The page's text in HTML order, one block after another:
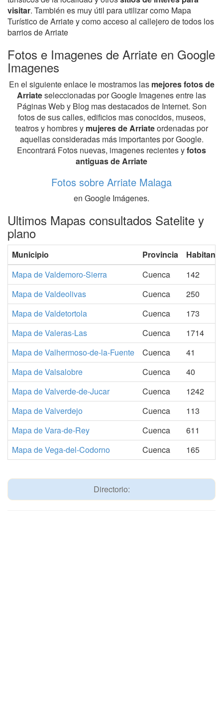
visitar. También es muy útil para utilizar como Mapa
Turístico de Arriate y como acceso al callejero de todos los
barrios de Arriate
Fotos e Imagenes de Arriate en Google
Imagenes
En el siguiente enlace le mostramos las mejores fotos de
Arriateseleccionadas por Google Imagenes entre las
Páginas Web y Blog mas destacados de Internet. Son
fotos de sus calles, edificios mas conocidos, museos,
teatros y hombres y mujeres de Arriateordenadas por
aquellas consideradas más importantes por Google.
Encontrará Fotos nuevas, imagenes recientes yfotos
antiguas de Arriate
Fotos sobre Arriate Malaga
en Google Imágenes.
Ultimos Mapas consultados Satelite y
plano
Municipio Provincia
Mapa de Valdemoro-Sierra
Cuenca
142
Mapa de Valdeolivas
Cuenca
250
Mapa de Valdetortola
Cuenca
173
Mapa de Valeras-Las
Cuenca
1714
Mapa de Valhermoso-de-la-Fuente
Cuenca
41
Mapa de Valsalobre
Cuenca
40
Mapa de Valverde-de-Jucar
Cuenca
1242
Mapa de Valverdejo
Cuenca
113
Mapa de Vara-de-Rey
Cuenca
611
Mapa de Vega-del-Codorno
Cuenca 165
Directorio: